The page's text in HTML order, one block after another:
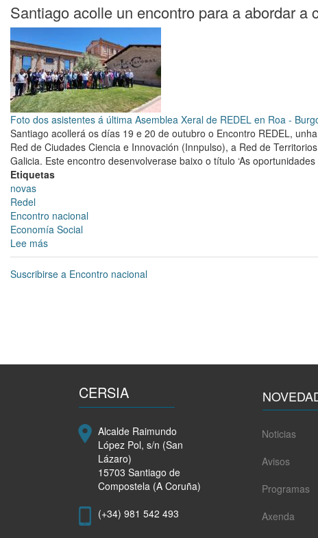
reafirma
a
aposta
do
Concello
de
Santiago
coa
economía
social
e
os
centros
emprego
Santiago acolle un encontro para a abordar
Foto dos asistentes á última Asemblea Xeral de REDEL en Roa -
Santiago acollerá os días 19 e 20 de outubro o Encontro REDEL,
Red de Ciudades Ciencia e Innovación (Innpulso), a Red de
Galicia. Este encontro desenvolverase baixo o título ‘As
Etiquetas
novas
Redel
Encontro nacional
Economía Social
Lee más
Santiago
acolle
consecución
Axendas
Urbanas
Suscribirse a Encontro nacional
CERSIA
Alcalde Raimundo
López Pol, s/n (San
Lázaro)
15703 Santiago de
Compostela (A Coruña)
(+34) 981 542 493
Noticias
Avisos
Programas
Axenda